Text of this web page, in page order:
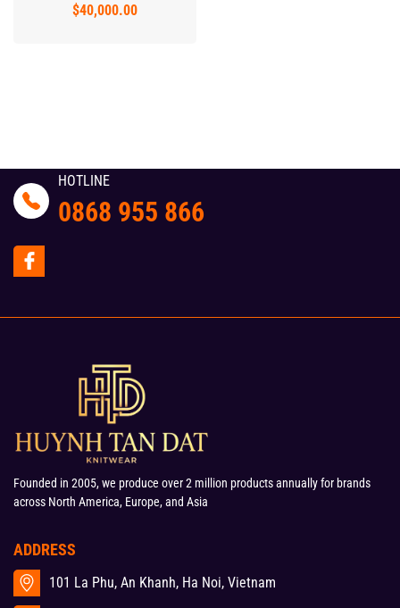
$40,000.00
HOTLINE
0868 955 866
Founded in 2005, we produce over 2 million products annually for brands
across North America, Europe, and Asia
ADDRESS
101 La Phu, An Khanh, Ha Noi, Vietnam